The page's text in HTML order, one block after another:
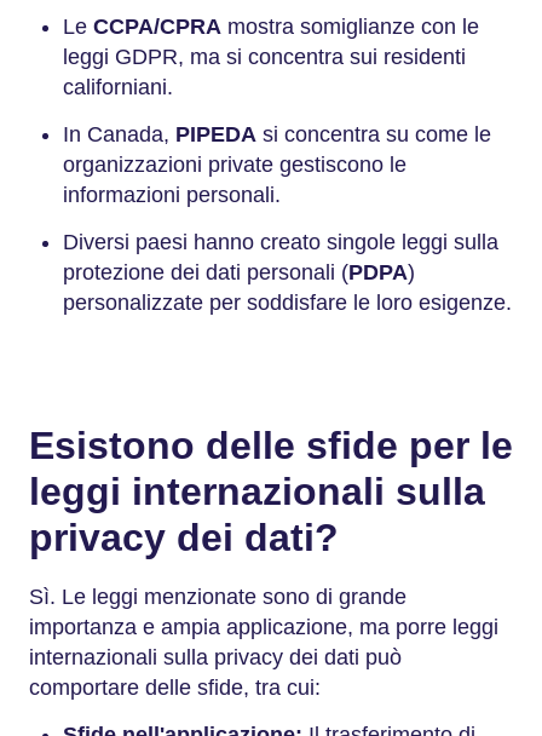
Le CCPA/CPRA mostra somiglianze con le
leggi GDPR, ma si concentra sui residenti
californiani.
In Canada, PIPEDA si concentra su come le
organizzazioni private gestiscono le
informazioni personali.
Diversi paesi hanno creato singole leggi sulla
protezione dei dati personali (PDPA)
personalizzate per soddisfare le loro esigenze.
Esistono delle sfide per le
leggi internazionali sulla
privacy dei dati?
Sì. Le leggi menzionate sono di grande
importanza e ampia applicazione, ma porre leggi
internazionali sulla privacy dei dati può
comportare delle sfide, tra cui: